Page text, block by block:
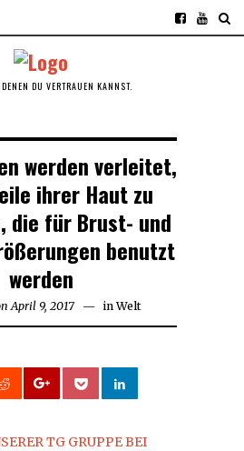
DU VERTRAUEN KANNST.
werden verleitet,
ihrer Haut zu
die für Brust- und
benutzt
werden
April 9, 2017 in Welt
TG GRUPPE BEI